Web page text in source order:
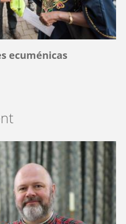
ecuménicas